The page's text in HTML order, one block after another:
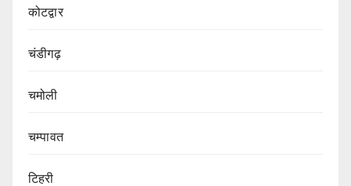
कोटद्वार
चंडीगढ़
चमोली
चम्पावत
टिहरी